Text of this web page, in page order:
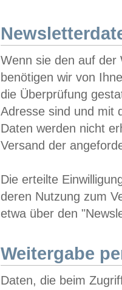
Wenn sie den auf der
benötigen wir von
die Überprüfung
Adresse sind und mit
Daten werden nicht
Versand der
Die erteilte
deren Nutzung zum
etwa über den
Weitergabe
Daten, die beim